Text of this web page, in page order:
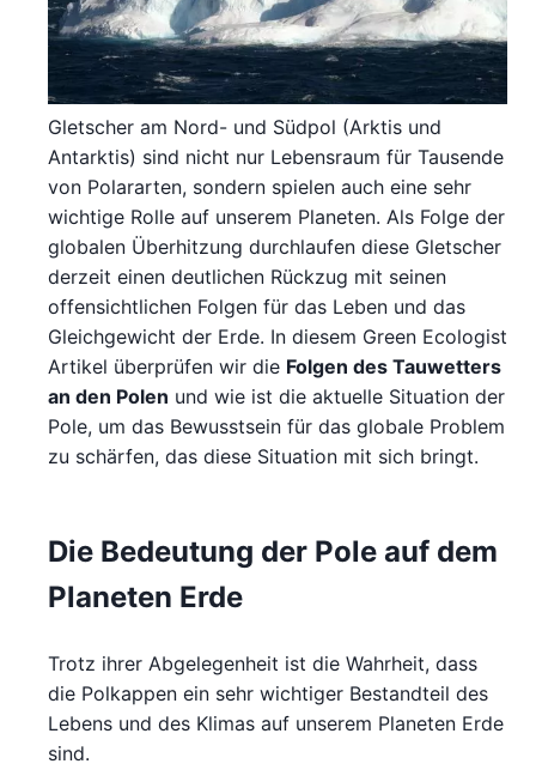
Gletscher am Nord- und Südpol (Arktis und
Antarktis) sind nicht nur Lebensraum für Tausende
von Polararten, sondern spielen auch eine sehr
wichtige Rolle auf unserem Planeten. Als Folge der
globalen Überhitzung durchlaufen diese Gletscher
derzeit einen deutlichen Rückzug mit seinen
offensichtlichen Folgen für das Leben und das
Gleichgewicht der Erde. In diesem Green Ecologist
Artikel überprüfen wir die Folgen des Tauwetters
an den Polen und wie ist die aktuelle Situation der
Pole, um das Bewusstsein für das globale Problem
zu schärfen, das diese Situation mit sich bringt.
Die Bedeutung der Pole auf dem
Planeten Erde
Trotz ihrer Abgelegenheit ist die Wahrheit, dass
die Polkappen ein sehr wichtiger Bestandteil des
Lebens und des Klimas auf unserem Planeten Erde
sind.